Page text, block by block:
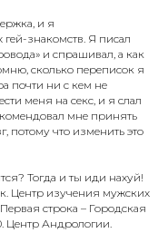
и я
гей-знакомств. Я писал
и спрашивал, а как
сколько переписок я
почти ни с кем не
меня на секс, и я слал
мне принять
потому что изменить это
Тогда и ты иди нахуй!
Центр изучения мужских
строка – Городская
Центр Андрологии.